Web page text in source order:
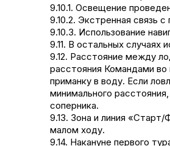
9.10.1. Освещение
9.10.2. Экстренная связь
9.10.3. Использование
9.11. В остальных
9.12. Расстояние между
расстояния Командами
приманку в воду. Если
минимального
соперника.
9.13. Зона и линия
малом ходу.
9.14. Накануне первого